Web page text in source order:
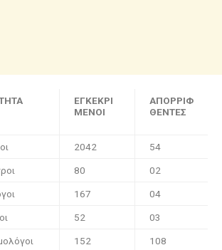
ΕΓΚΕΚΡΙ
ΜΕΝΟΙ
ΑΠΟΡΡΙΦ
ΘΕΝΤΕΣ
2042 54
80 02
167 04
52 03
152 108